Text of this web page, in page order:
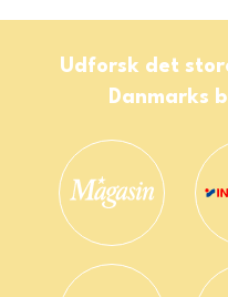
Udforsk det
Danmarks